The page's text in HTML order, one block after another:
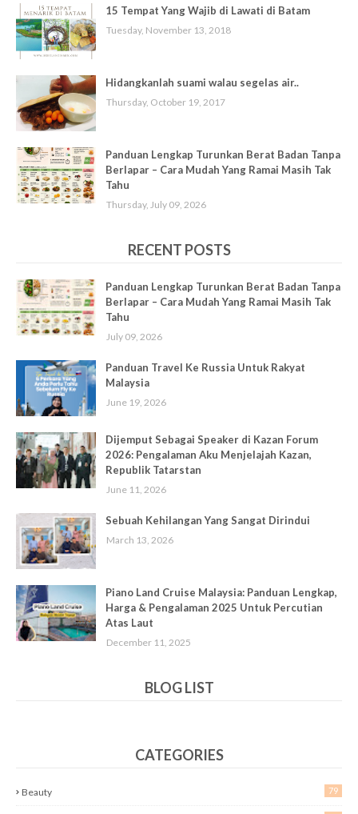
15 Tempat Yang Wajib di Lawati di Batam
Tuesday, November 13, 2018
Hidangkanlah suami walau segelas air..
Thursday, October 19, 2017
Panduan Lengkap Turunkan Berat Badan Tanpa
Berlapar – Cara Mudah Yang Ramai Masih Tak
Tahu
Thursday, July 09, 2026
RECENT POSTS
Panduan Lengkap Turunkan Berat Badan Tanpa
Berlapar – Cara Mudah Yang Ramai Masih Tak
Tahu
July 09, 2026
Panduan Travel Ke Russia Untuk Rakyat
Malaysia
June 19, 2026
Dijemput Sebagai Speaker di Kazan Forum
2026: Pengalaman Aku Menjelajah Kazan,
Republik Tatarstan
June 11, 2026
Sebuah Kehilangan Yang Sangat Dirindui
March 13, 2026
Piano Land Cruise Malaysia: Panduan Lengkap,
Harga & Pengalaman 2025 Untuk Percutian
Atas Laut
December 11, 2025
BLOG LIST
CATEGORIES
Beauty 79